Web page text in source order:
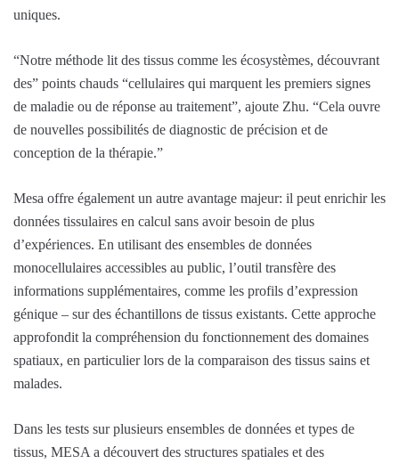
uniques.
“Notre méthode lit des tissus comme les écosystèmes, découvrant
des” points chauds “cellulaires qui marquent les premiers signes
de maladie ou de réponse au traitement”, ajoute Zhu. “Cela ouvre
de nouvelles possibilités de diagnostic de précision et de
conception de la thérapie.”
Mesa offre également un autre avantage majeur: il peut enrichir les
données tissulaires en calcul sans avoir besoin de plus
d’expériences. En utilisant des ensembles de données
monocellulaires accessibles au public, l’outil transfère des
informations supplémentaires, comme les profils d’expression
génique – sur des échantillons de tissus existants. Cette approche
approfondit la compréhension du fonctionnement des domaines
spatiaux, en particulier lors de la comparaison des tissus sains et
malades.
Dans les tests sur plusieurs ensembles de données et types de
tissus, MESA a découvert des structures spatiales et des